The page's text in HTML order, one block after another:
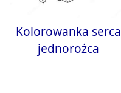
Kolorowanka serca
jednorożca